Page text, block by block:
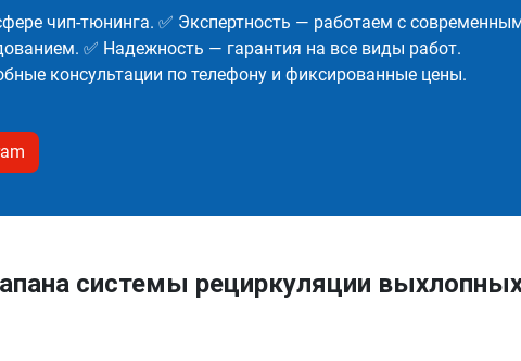
чип-тюнинга. ✅ Экспертность — работаем с
✅ Надежность — гарантия на все виды работ.
консультации по телефону и фиксированные цены.
системы рециркуляции